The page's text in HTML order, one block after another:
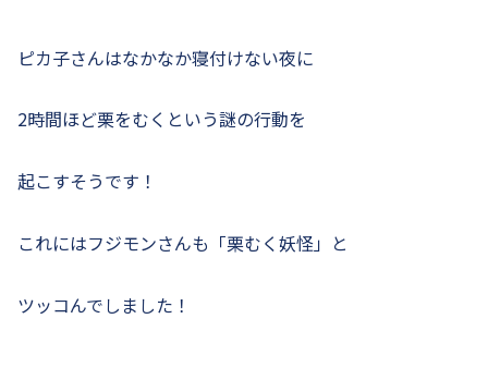
ピカ子さんはなかなか寝付けない夜に
2時間ほど栗をむくという謎の行動を
起こすそうです！
これにはフジモンさんも「栗むく妖怪」と
ツッコんでしました！